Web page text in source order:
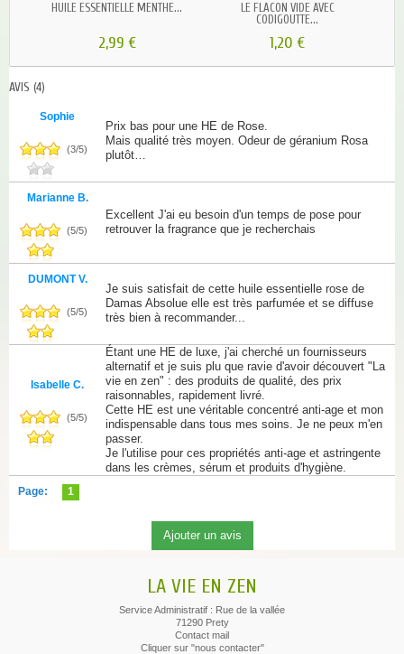
HUILE ESSENTIELLE MENTHE...
2,99 €
LE FLACON VIDE AVEC
CODIGOUTTE...
1,20 €
AVIS (4)
Sophie
(3/5)
Prix bas pour une HE de Rose.
Mais qualité très moyen. Odeur de géranium Rosa
plutôt…
Marianne B.
(5/5)
Excellent J'ai eu besoin d'un temps de pose pour
retrouver la fragrance que je recherchais
DUMONT V.
(5/5)
Je suis satisfait de cette huile essentielle rose de
Damas Absolue elle est très parfumée et se diffuse
très bien à recommander...
Isabelle C.
(5/5)
Étant une HE de luxe, j'ai cherché un fournisseurs
alternatif et je suis plu que ravie d'avoir découvert "La
vie en zen" : des produits de qualité, des prix
raisonnables, rapidement livré.
Cette HE est une véritable concentré anti-age et mon
indispensable dans tous mes soins. Je ne peux m'en
passer.
Je l'utilise pour ces propriétés anti-age et astringente
dans les crèmes, sérum et produits d'hygiène.
Page: 1
LA VIE EN ZEN
Service Administratif : Rue de la vallée
71290 Prety
Contact mail
Cliquer sur "nous contacter"